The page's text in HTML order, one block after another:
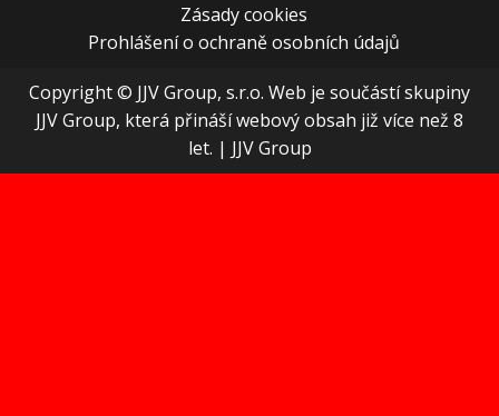
Zásady cookies
Prohlášení o ochraně osobních údajů
Copyright © JJV Group, s.r.o. Web je součástí skupiny
JJV Group, která přináší webový obsah již více než 8
let. | JJV Group